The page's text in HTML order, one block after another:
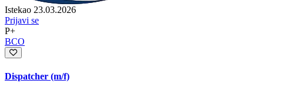
Istekao 23.03.2026
Prijavi se
P+
BCO
Dispatcher (m/f)